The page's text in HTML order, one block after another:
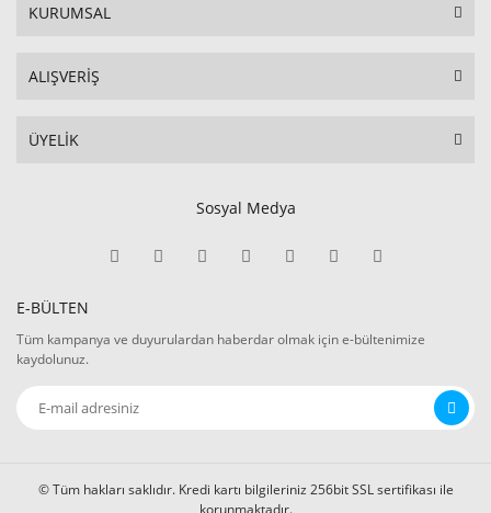
KURUMSAL
ALIŞVERİŞ
ÜYELİK
Sosyal Medya
E-BÜLTEN
Tüm kampanya ve duyurulardan haberdar olmak için e-bültenimize
kaydolunuz.
© Tüm hakları saklıdır. Kredi kartı bilgileriniz 256bit SSL sertifikası ile
korunmaktadır.